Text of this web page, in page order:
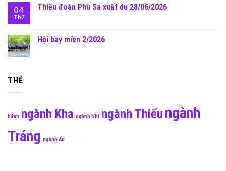
04
Th7
Thiếu đoàn Phù Sa xuất du 28/06/2026
Hội bầy miền 2/2026
THẺ
hđvn ngành Kha ngành Nhi ngành Thiếu ngành
Tráng ngành Ấu